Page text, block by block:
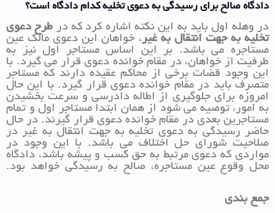
دادگاه صالح برای رسیدگی به دعوی تخلیه کدام دادگاه است؟
در وهله اول باید به این نکته اشاره کرد که در طرح دعوی
تخلیه به جهت انتقال به غیر ، خواهان این دعوی مالک عین
مستاجره می باشد. بر این اساس مستاجر اول نیز به
طرفیت از خواهان، در مقام خوانده دعوی قرار می گیرد. با
این وجود قضات برخی از محاکم عقیده دارند که مستاجر
متصرف باید در مقام خوانده دعوی قرار گیرد. با این حال
امروزه برای جلوگیری از اطاله دادرسی و سرعت بخشیدن
به امور، توصیه می شود از همان ابتدا مستاجر اول و تمام
مستاجرین بعدی در مقام خوانده دعوی قرار گیرند. در حال
حاضر رسیدگی به دعوی تخلیه به جهت انتقال به غیر در
صلاحیت شورای حل اختلاف می باشد. با این وجود در
مواردی که دعوی مرتبط به حق کسب و پیشه باشد، دادگاه
محل وقوع عین مستاجره، صالح به رسیدگی خواهد بود.
جمع بندی